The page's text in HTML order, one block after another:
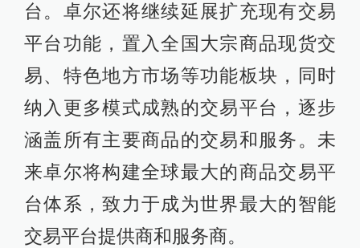
台。卓尔还将继续延展扩充现有交易
平台功能，置入全国大宗商品现货交
易、特色地方市场等功能板块，同时
纳入更多模式成熟的交易平台，逐步
涵盖所有主要商品的交易和服务。未
来卓尔将构建全球最大的商品交易平
台体系，致力于成为世界最大的智能
交易平台提供商和服务商。